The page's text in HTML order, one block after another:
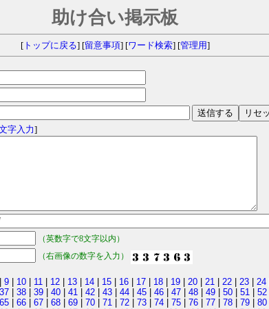
助け合い掲示板
[トップに戻る] [留意事項] [ワード検索] [管理用]
字入力]
（英数字で8文字以内）
（右画像の数字を入力）
9 10 11 12 13 14 15 16 17 18 19 20 21 22 23 24
37 38 39 40 41 42 43 44 45 46 47 48 49 50 51 52
65 66 67 68 69 70 71 72 73 74 75 76 77 78 79 80